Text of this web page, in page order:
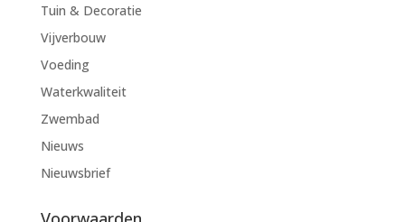
Tuin & Decoratie
Vijverbouw
Voeding
Waterkwaliteit
Zwembad
Nieuws
Nieuwsbrief